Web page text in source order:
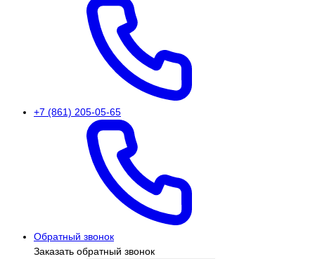
+7 (861) 205-05-65
Обратный звонок
Заказать обратный звонок